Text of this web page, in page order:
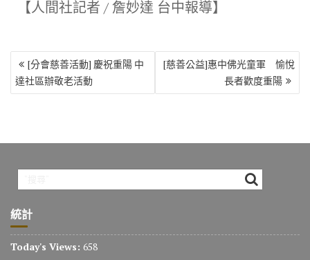
【人間社記者 / 詹妙達 台中報導】
文
章
導
[分會慈善活動] 慶祝重陽 中
達社區辦敬老活動
[慈善公益]惠中佛光童軍 愉悅
長者歡度重陽
統計
Today's Views: 658